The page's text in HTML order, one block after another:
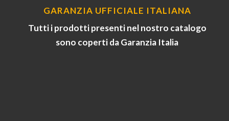
GARANZIA UFFICIALE ITALIANA
Tutti i prodotti presenti nel nostro catalogo
sono coperti da Garanzia Italia